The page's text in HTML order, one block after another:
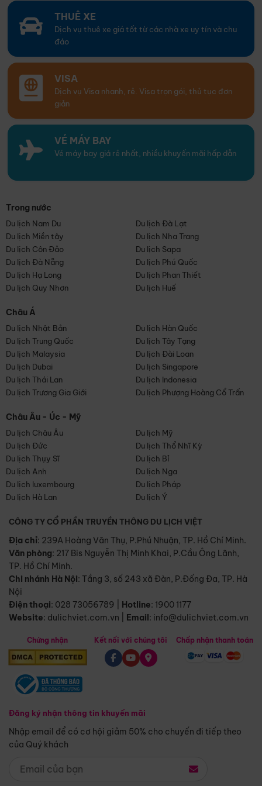
THUÊ XE
Dịch vụ thuê xe giá tốt từ các nhà xe uy tín và chu
đáo
VISA
Dịch vụ Visa nhanh, rẻ. Visa trọn gói, thủ tục đơn
giản
VÉ MÁY BAY
Vé máy bay giá rẻ nhất, nhiều khuyến mãi hấp dẫn
Trong nước
Du lịch Nam Du
Du lịch Đà Lạt
Du lịch Miền tây
Du lịch Nha Trang
Du lịch Côn Đảo
Du lịch Sapa
Du lịch Đà Nẵng
Du lịch Phú Quốc
Du lịch Hạ Long
Du lịch Phan Thiết
Du lịch Quy Nhơn
Du lịch Huế
Châu Á
Du lịch Nhật Bản
Du lịch Hàn Quốc
Du lịch Trung Quốc
Du lịch Tây Tạng
Du lịch Malaysia
Du lịch Đài Loan
Du lịch Dubai
Du lịch Singapore
Du lịch Thái Lan
Du lịch Indonesia
Du lịch Trương Gia Giới
Du lịch Phượng Hoàng Cổ Trấn
Châu Âu - Úc - Mỹ
Du lịch Châu Âu
Du lịch Mỹ
Du lịch Đức
Du lịch Thổ Nhĩ Kỳ
Du lịch Thụy Sĩ
Du lịch Bỉ
Du lịch Anh
Du lịch Nga
Du lịch luxembourg
Du lịch Pháp
Du lịch Hà Lan
Du lịch Ý
CÔNG TY CỔ PHẦN TRUYỀN THÔNG DU LỊCH VIỆT
Địa chỉ: 239A Hoàng Văn Thụ, P.Phú Nhuận, TP. Hồ Chí Minh.
Văn phòng: 217 Bis Nguyễn Thị Minh Khai, P.Cầu Ông Lãnh,
TP. Hồ Chí Minh.
Chi nhánh Hà Nội: Tầng 3, số 243 xã Đàn, P.Đống Đa, TP. Hà
Nội
Điện thoại: 028 73056789 Hotline: 1900 1177
Website: dulichviet.com.vn Email: info@dulichviet.com.vn
Chứng nhận
Đăng ký nhận thông tin khuyến mãi
Nhập email để có cơ hội giảm 50% cho chuyến đi tiếp theo
của Quý khách
Kết nối với chúng tôi Chấp nhận thanh toán